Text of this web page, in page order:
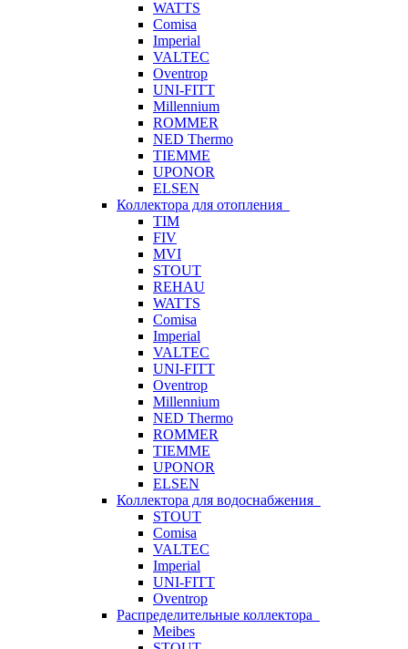
WATTS
Comisa
Imperial
VALTEC
Oventrop
UNI-FITT
Millennium
ROMMER
NED Thermo
TIEMME
UPONOR
ELSEN
Коллектора для отопления
TIM
FIV
MVI
STOUT
REHAU
WATTS
Comisa
Imperial
VALTEC
UNI-FITT
Oventrop
Millennium
NED Thermo
ROMMER
TIEMME
UPONOR
ELSEN
Коллектора для водоснабжения
STOUT
Comisa
VALTEC
Imperial
UNI-FITT
Oventrop
Распределительные коллектора
Meibes